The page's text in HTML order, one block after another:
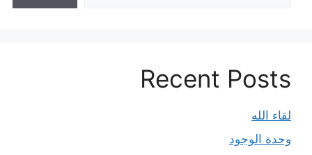
Recent Posts
لقاء الله
وحدة الوجود